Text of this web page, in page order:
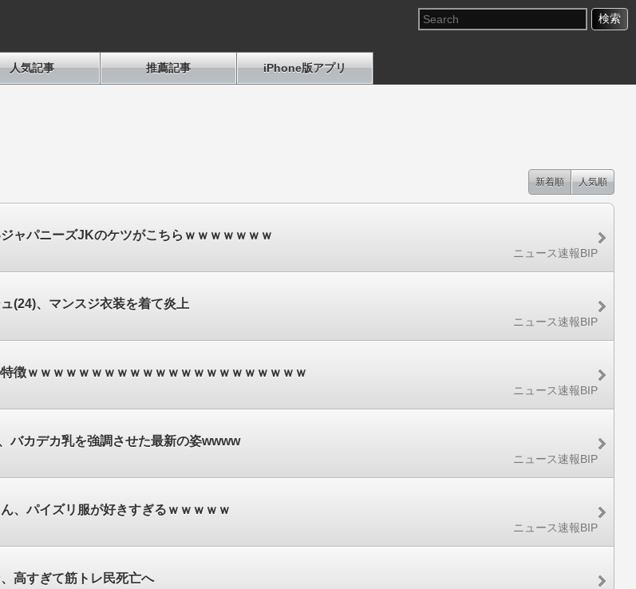
人気記事 推薦記事 iPhone版アプリ
新着順 人気順
ャパニーズJKのケツがこちらｗｗｗｗｗｗｗ
ニュース速報BIP
(24)、マンスジ衣装を着て炎上
ニュース速報BIP
徴ｗｗｗｗｗｗｗｗｗｗｗｗｗｗｗｗｗｗｗｗｗｗ
ニュース速報BIP
バカデカ乳を強調させた最新の姿wwww
ニュース速報BIP
、パイズリ服が好きすぎるｗｗｗｗｗ
ニュース速報BIP
高すぎて筋トレ民死亡へ